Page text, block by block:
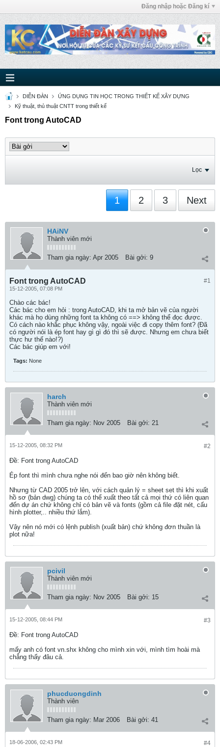
Đăng nhập hoặc Đăng kí
DIỄN ĐÀN
ỨNG DỤNG TIN HỌC TRONG THIẾT KẾ XÂY DỰNG
Kỹ thuật, thủ thuật CNTT trong thiết kế
Font trong AutoCAD
Lọc
1 2 3 Next
HAiNV
Thành viên mới
Tham gia ngày: Apr 2005 Bài gởi: 9
#1
Font trong AutoCAD
15-12-2005, 07:08 PM
Chào các bác!
Các bác cho em hỏi : trong AutoCAD, khi ta mở bản vẽ của người
khác mà họ dùng những font ta không có ==> không thể đọc được.
Có cách nào khắc phục không vậy, ngoài việc đi copy thêm font? (Đã
có người nói là ép font hay gì gì đó thì sẽ được. Nhưng em chưa biết
thực hư thế nào!?)
Các bác giúp em với!
Tags: None
harch
Thành viên mới
Tham gia ngày: Nov 2005 Bài gởi: 21
#2
15-12-2005, 08:32 PM
Ðề: Font trong AutoCAD
Ép font thì mình chưa nghe nói đến bao giờ nên không biết.
Nhưng từ CAD 2005 trở lên, với cách quản lý = sheet set thì khi xuất
hồ sơ (bản dwg) chúng ta có thể xuất theo tất cả mọi thứ có liên quan
đến dự án chứ không chỉ có bản vẽ và fonts (gồm cả file đặt nét, cấu
hình plotter,.. nhiều thứ lắm).
Vậy nên nó mới có lệnh publish (xuất bản) chứ không đơn thuần là
plot nữa!
pcivil
Thành viên mới
Tham gia ngày: Nov 2005 Bài gởi: 15
#3
15-12-2005, 08:44 PM
Ðề: Font trong AutoCAD
mấy anh có font vn.shx không cho mình xin với, mình tìm hoài mà
chẳng thấy đâu cả.
phucduongdinh
Thành viên
Tham gia ngày: Mar 2006 Bài gởi: 41
#4
18-06-2006, 02:43 PM